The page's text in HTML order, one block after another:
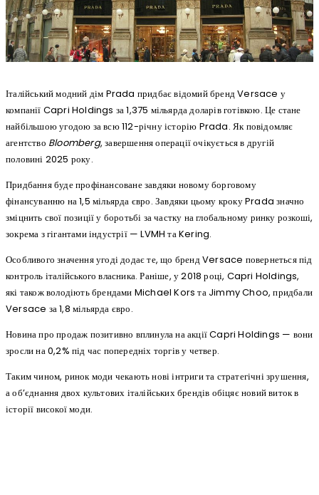
Італійський модний дім Prada придбає відомий бренд Versace у
компанії Capri Holdings за 1,375 мільярда доларів готівкою. Це стане
найбільшою угодою за всю 112-річну історію Prada. Як повідомляє
агентство Bloomberg, завершення операції очікується в другій
половині 2025 року.
Придбання буде профінансоване завдяки новому борговому
фінансуванню на 1,5 мільярда євро. Завдяки цьому кроку Prada значно
зміцнить свої позиції у боротьбі за частку на глобальному ринку розкоші,
зокрема з гігантами індустрії — LVMH та Kering.
Особливого значення угоді додає те, що бренд Versace повернеться під
контроль італійського власника. Раніше, у 2018 році, Capri Holdings,
які також володіють брендами Michael Kors та Jimmy Choo, придбали
Versace за 1,8 мільярда євро.
Новина про продаж позитивно вплинула на акції Capri Holdings — вони
зросли на 0,2% під час попередніх торгів у четвер.
Таким чином, ринок моди чекають нові інтриги та стратегічні зрушення,
а об’єднання двох культових італійських брендів обіцяє новий виток в
історії високої моди.